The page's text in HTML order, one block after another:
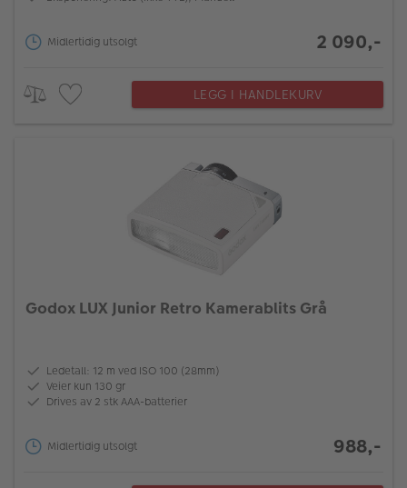
Midlertidig utsolgt 2 090,-
LEGG I HANDLEKURV
Godox LUX Junior Retro Kamerablits Grå
Ledetall: 12 m ved ISO 100 (28mm)
Veier kun 130 gr
Drives av 2 stk AAA-batterier
Midlertidig utsolgt 988,-